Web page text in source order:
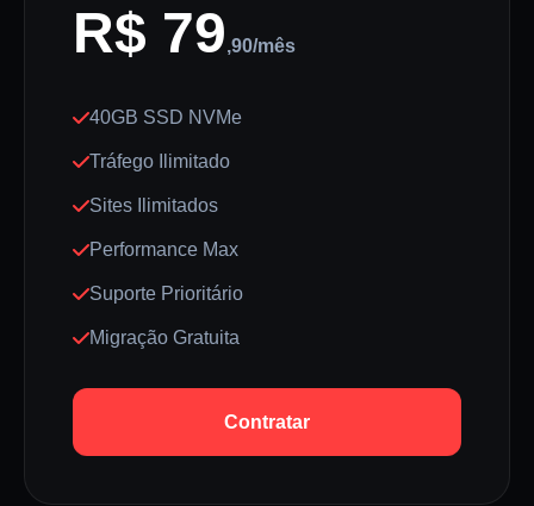
R$ 79,90/mês
40GB SSD NVMe
Tráfego Ilimitado
Sites Ilimitados
Performance Max
Suporte Prioritário
Migração Gratuita
Contratar